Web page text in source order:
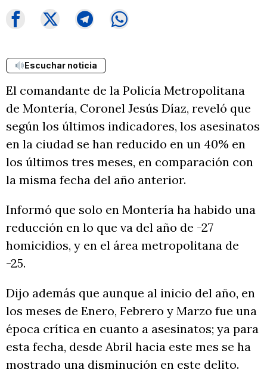
Escuchar noticia
El comandante de la Policía Metropolitana
de Montería, Coronel Jesús Díaz, reveló que
según los últimos indicadores, los asesinatos
en la ciudad se han reducido en un 40% en
los últimos tres meses, en comparación con
la misma fecha del año anterior.
Informó que solo en Montería ha habido una
reducción en lo que va del año de -27
homicidios, y en el área metropolitana de
-25.
Dijo además que aunque al inicio del año, en
los meses de Enero, Febrero y Marzo fue una
época crítica en cuanto a asesinatos; ya para
esta fecha, desde Abril hacia este mes se ha
mostrado una disminución en este delito.